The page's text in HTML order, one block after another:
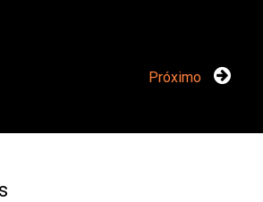
Próximo